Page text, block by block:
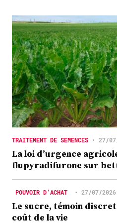
TRAITEMENT DE SEMENCES • 27/
La loi d’urgence
flupyradifurone sur
POUVOIR D’ACHAT • 27/07/2026
Le sucre, témoin
coût de la vie